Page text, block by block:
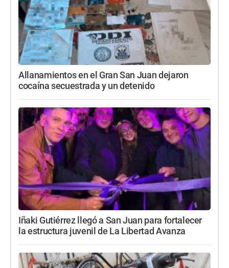
Allanamientos en el Gran San Juan dejaron
cocaína secuestrada y un detenido
Iñaki Gutiérrez llegó a San Juan para fortalecer
la estructura juvenil de La Libertad Avanza